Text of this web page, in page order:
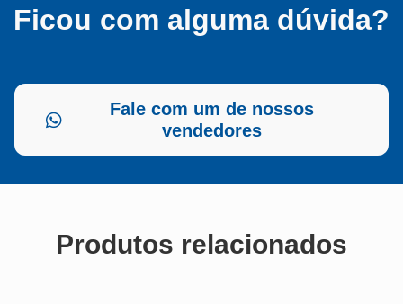
Ficou com alguma dúvida?
Fale com um de nossos
vendedores
Produtos relacionados